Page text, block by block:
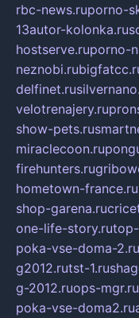
rbc-news.ruporno-
13autor-kolonka.ru
hostserve.ruporno-
neznobi.ru
delfinet.ru
velotrenajery.ru
show-pets.ru
miraclecoon.ru
firehunters.ru
hometown-france.ru
shop-garena.ru
one-life-story.ru
poka-vse-doma-2.ru
g2012.rutst-1.ru
g-2012.ruops-mgr.ru
poka-vse-doma2.ru